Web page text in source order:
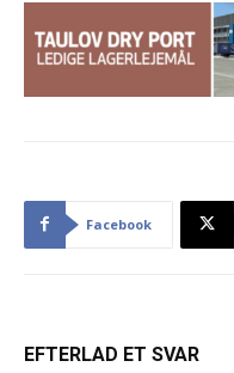
Facebook
EFTERLAD ET SVAR